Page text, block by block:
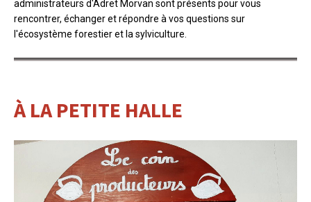
administrateurs d'Adret Morvan sont présents pour vous
rencontrer, échanger et répondre à vos questions sur
l'écosystème forestier et la sylviculture.
À LA PETITE HALLE